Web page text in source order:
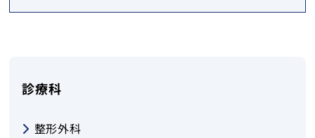
在宅サービス
診療科
整形外科